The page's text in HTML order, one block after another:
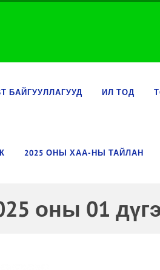
БАЙГУУЛЛАГУУД ИЛ ТОД
2025 ОНЫ ХАА-НЫ ТАЙЛАН
оны 01